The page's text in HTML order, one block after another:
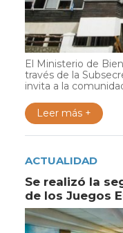
El Ministerio de
través de la
invita a la
Leer más +
ACTUALIDAD
Se realizó la
de los Juegos